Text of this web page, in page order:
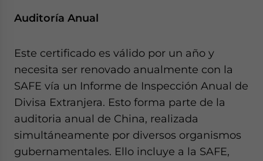
Auditoría Anual
Este certificado es válido por un año y
necesita ser renovado anualmente con la
SAFE vía un Informe de Inspección Anual de
Divisa Extranjera. Esto forma parte de la
auditoria anual de China, realizada
simultáneamente por diversos organismos
gubernamentales. Ello incluye a la SAFE,